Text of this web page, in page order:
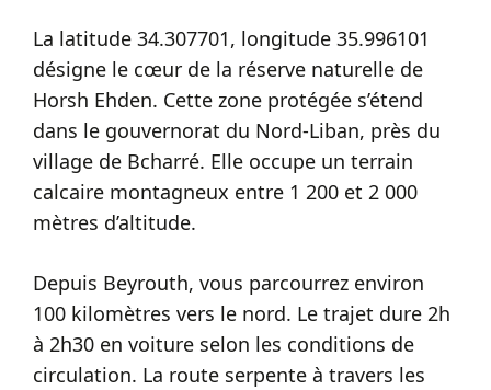
La latitude 34.307701, longitude 35.996101
désigne le cœur de la réserve naturelle de
Horsh Ehden. Cette zone protégée s’étend
dans le gouvernorat du Nord-Liban, près du
village de Bcharré. Elle occupe un terrain
calcaire montagneux entre 1 200 et 2 000
mètres d’altitude.
Depuis Beyrouth, vous parcourrez environ
100 kilomètres vers le nord. Le trajet dure 2h
à 2h30 en voiture selon les conditions de
circulation. La route serpente à travers les